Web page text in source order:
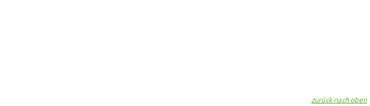
zurück nach oben